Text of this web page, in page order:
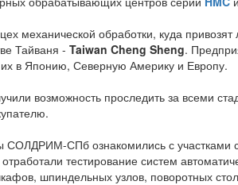
механической обработки, куда
Тайваня - Taiwan Cheng Sheng.
их в Японию, Северную Америку и Европу.
возможность проследить за всеми
СОЛДРИМ-СПб ознакомились с участками
тестирование систем
шпиндельных узлов, поворотных